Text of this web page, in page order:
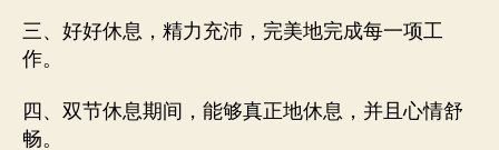
三、好好休息，精力充沛，完美地完成每一项工
作。
四、双节休息期间，能够真正地休息，并且心情舒
畅。